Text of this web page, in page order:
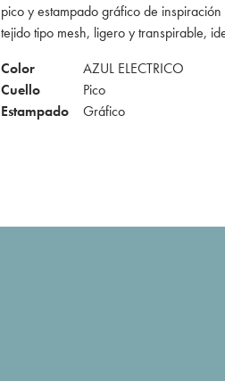
pico y estampado gráfico de
tejido tipo mesh, ligero y transpirable,
Color
AZUL ELECTRICO
Cuello
Pico
Estampado
Gráfico